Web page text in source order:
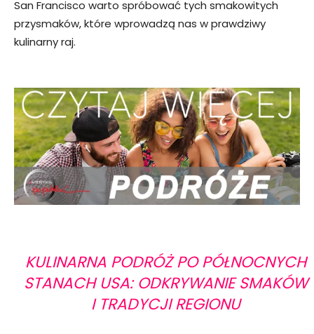
San Francisco warto spróbować tych smakowitych
przysmaków, które wprowadzą nas w prawdziwy
kulinarny raj.
KULINARNA PODRÓŻ PO PÓŁNOCNYCH
STANACH USA: ODKRYWANIE SMAKÓW
I TRADYCJI REGIONU